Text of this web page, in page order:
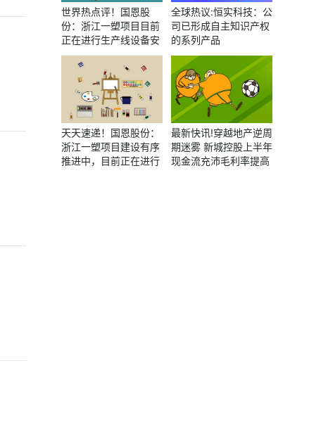
世界热点评！国恩股
份：浙江一塑项目目前
正在进行生产线设备安
装、调试工作 并逐步开
始试车
全球热议:恒实科技：公
司已形成自主知识产权
的系列产品
天天速递！国恩股份：
浙江一塑项目建设有序
推进中，目前正在进行
最新快讯!穿越地产逆周
期迷雾 新城控股上半年
现金流充沛毛利率提高